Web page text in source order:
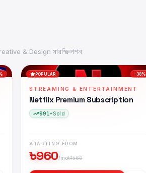
& Design সাবস্ক্রিপশন
POPULAR -38%
STREAMING & ENTERTAINMENT
Netflix Premium Subscription
991+Sold
STARTING FROM
৳960/mo৳1560